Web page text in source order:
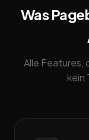
Was
Alle Features,
kein